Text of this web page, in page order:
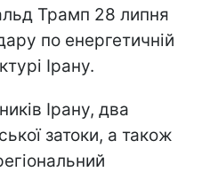
Трамп 28 липня
по енергетичній
Ірану.
Ірану, два
затоки, а також